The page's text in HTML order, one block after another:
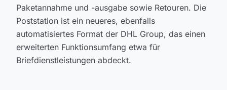
Paketannahme und -ausgabe sowie Retouren. Die
Poststation ist ein neueres, ebenfalls
automatisiertes Format der DHL Group, das einen
erweiterten Funktionsumfang etwa für
Briefdienstleistungen abdeckt.